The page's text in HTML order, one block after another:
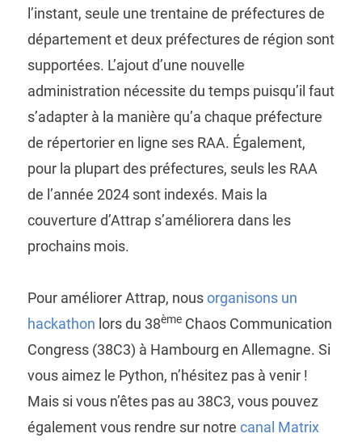
l’instant, seule une trentaine de préfectures de
département et deux préfectures de région sont
supportées. L’ajout d’une nouvelle
administration nécessite du temps puisqu’il faut
s’adapter à la manière qu’a chaque préfecture
de répertorier en ligne ses RAA. Également,
pour la plupart des préfectures, seuls les RAA
de l’année 2024 sont indexés. Mais la
couverture d’Attrap s’améliorera dans les
prochains mois.
Pour améliorer Attrap, nousorganisons un
hackathon lors du 38èmeChaos Communication
Congress (38C3) à Hambourg en Allemagne. Si
vous aimez le Python, n’hésitez pas à venir !
Mais si vous n’êtes pas au 38C3, vous pouvez
également vous rendre sur notre canal Matrix